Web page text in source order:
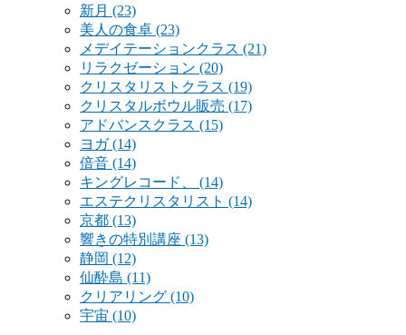
新月 (23)
美人の食卓 (23)
メデイテーションクラス (21)
リラクゼーション (20)
クリスタリストクラス (19)
クリスタルボウル販売 (17)
アドバンスクラス (15)
ヨガ(14)
倍音 (14)
キングレコード、 (14)
エステクリスタリスト (14)
京都 (13)
響きの特別講座 (13)
静岡 (12)
仙酔島 (11)
クリアリング (10)
宇宙 (10)